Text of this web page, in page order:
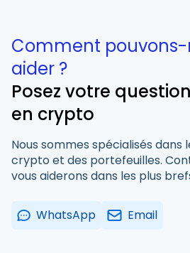
Comment pouvons-
aider ?
Posez votre
en crypto
Nous sommes spécialisés dans
crypto et des portefeuilles.
vous aiderons dans les plus
WhatsApp Email